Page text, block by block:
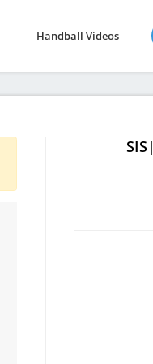
Handball Videos